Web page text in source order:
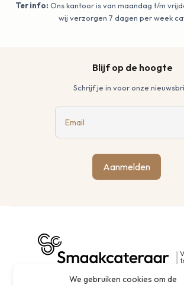
Ter info: Ons kantoor is van maandag t/m
wij verzorgen 7 dagen per week
Blijf op de hoogte
Schrijf je in voor onze
Email
Aanmelden
We gebruiken cookies om de